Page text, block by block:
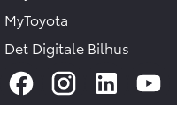
MyToyota
Det Digitale Bilhus